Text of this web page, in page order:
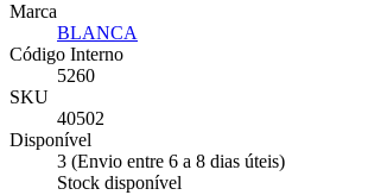
Marca
BLANCA
Código Interno
5260
SKU
40502
Disponível
3 (Envio entre 6 a 8 dias úteis)
Stock disponível